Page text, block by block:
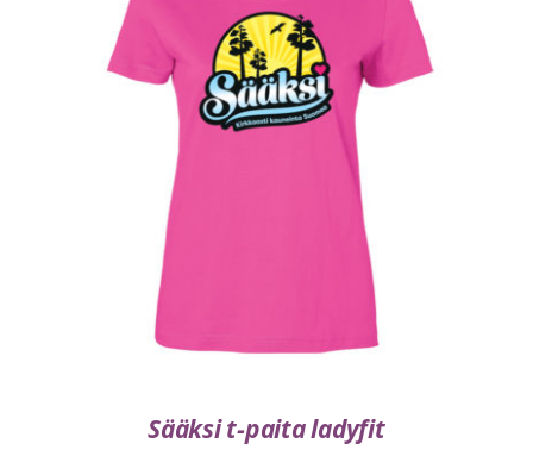
VALITSE VAIHTOEHDOISTA LISÄTIEDOT
Sääksi t-paita ladyfit